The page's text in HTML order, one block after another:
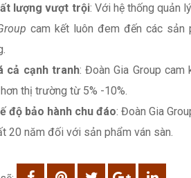
lượng vượt trội: Với hệ thống quản
cam kết luôn đem đến các
cả cạnh tranh: Đoàn Gia Group
thị trường từ 5% -10%.
độ bảo hành chu đáo: Đoàn Gia
20 năm đối với sản phẩm ván sàn.